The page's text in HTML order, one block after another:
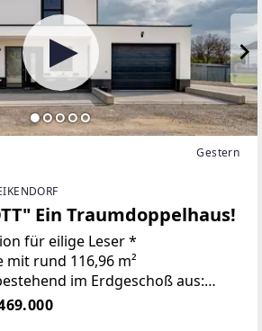
Gestern
Ein Traumdoppelhaus!
für eilige Leser *
rund 116,96 m²
im Erdgeschoß aus:
und Dusche,
aus: Vorraum, 3